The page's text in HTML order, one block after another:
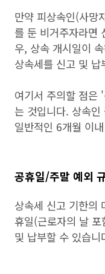
만약 피상속인(사망
를 둔 비거주자라면
우, 상속 개시일이
상속세를 신고 및 납
여기서 주의할 점은
는 것입니다. 상속인
일반적인 6개월 이
공휴일/주말 예외
상속세 신고 기한의
휴일(근로자의 날
및 납부할 수 있습니